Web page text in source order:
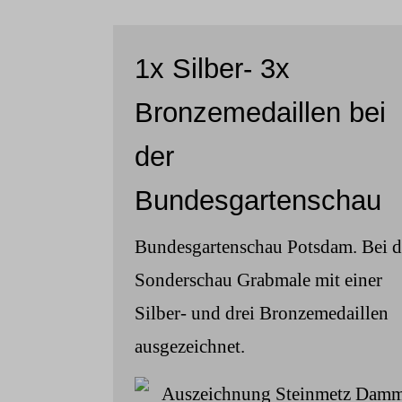
1x Silber- 3x
Bronzemedaillen bei
der
Bundesgartenschau
Bundesgartenschau Potsdam. Bei
Sonderschau Grabmale mit einer
Silber- und drei Bronzemedaillen
ausgezeichnet.